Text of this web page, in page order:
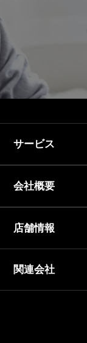
サービス
会社概要
店舗情報
関連会社